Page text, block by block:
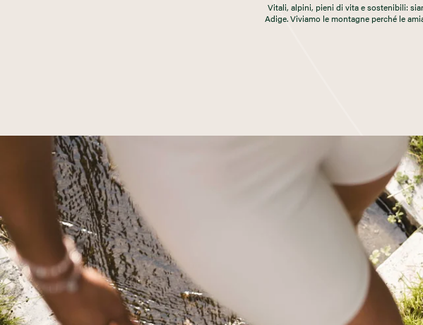
Vitali, alpini, pieni di vita e sostenibili:
Adige. Viviamo le montagne perché le